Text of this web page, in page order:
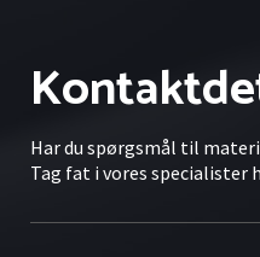
Har du spørgsmål til
Tag fat i vores specialister